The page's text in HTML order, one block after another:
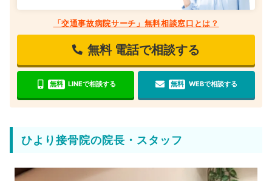
「交通事故病院サーチ」無料相談窓口とは？
無料 電話で相談する
無料 LINEで相談する 無料 WEBで相談する
ひより接骨院の院長・スタッフ